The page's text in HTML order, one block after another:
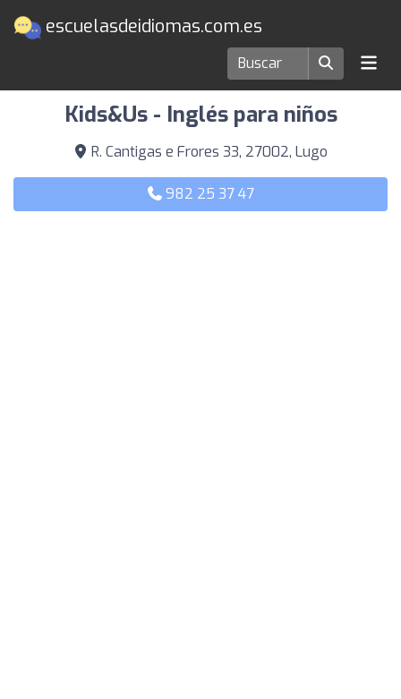
escuelasdeidiomas.com.es
Escuelas de idiomas en Lugo
Kids&Us - Inglés para niños
R. Cantigas e Frores 33, 27002, Lugo
982 25 37 47